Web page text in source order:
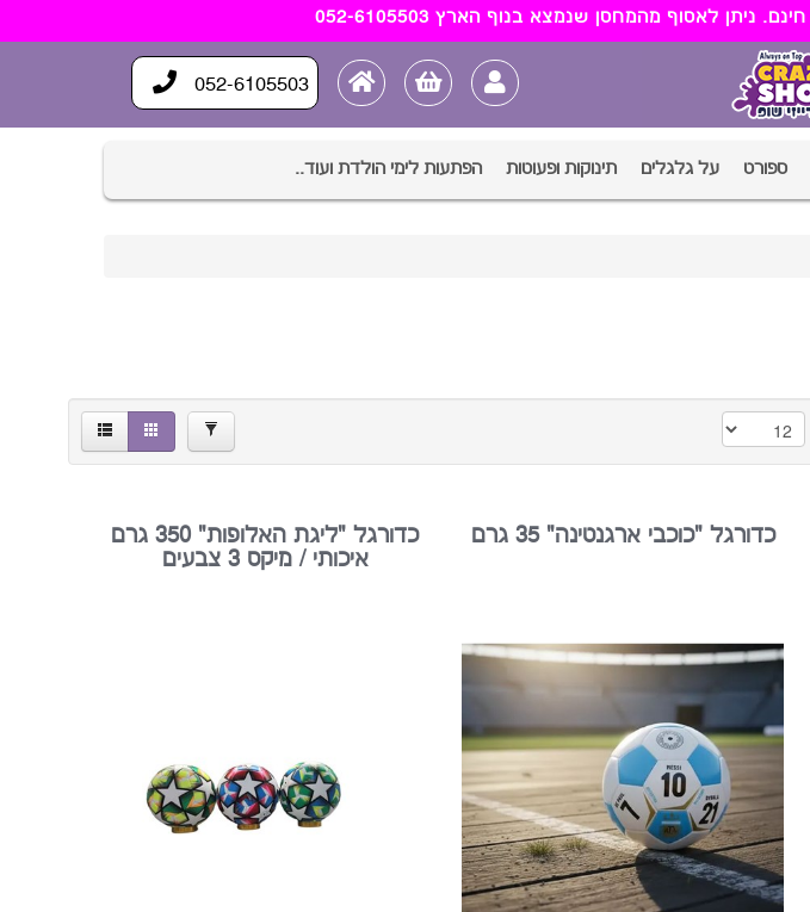
052-6105503
ספורט על גלגלים תינוקות ופעוטות
הפתעות לימי הולדת ועוד..
כדורגל "כוכבי ארגנטינה" 35 גרם
כדורגל "ליגת האלופות" 350 גרם
איכותי / מיקס 3 צבעים